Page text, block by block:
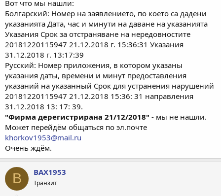
Вот что мы нашли:
Болгарский: Номер на заявлението, по което са дадени
указанията Дата, час и минути на даване на указанията
Указания Срок за отстраняване на нередовностите
20181220115947 21.12.2018 г. 15:36:31 Указания
31.12.2018 г. 13:17:39
Русский: Номер приложения, в котором указаны
указания даты, времени и минут предоставления
указаний на указанный Срок для устранения нарушений
20181220115947 21.12.2018 15:36: 31 направления
31.12.2018 13: 17: 39.
"Фирма дерегистрирана 21/12/2018" - мы не нашли.
Может перейдём общаться по эл.почте
khorkov1953@mail.ru
Очень ждём.
B BAX1953
Транзит